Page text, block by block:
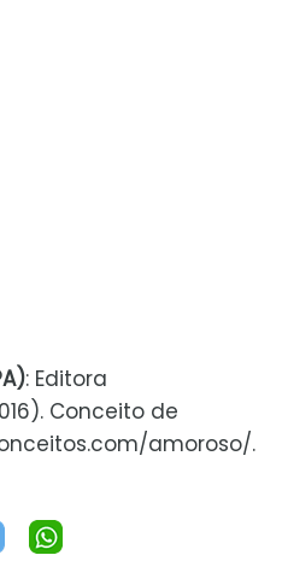
: Editora
Conceito de
amoroso/.